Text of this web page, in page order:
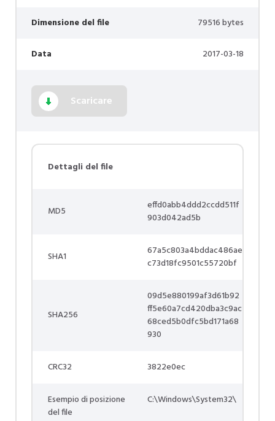
Dimensione del file 79516 bytes
Data 2017-03-18
Scaricare
Dettagli del file
MD5
effd0abb4ddd2ccdd511f
903d042ad5b
SHA1
67a5c803a4bddac486ae
c73d18fc9501c55720bf
SHA256
09d5e880199af3d61b92
ff5e60a7cd420dba3c9ac
68ced5b0dfc5bd171a68
930
CRC32 3822e0ec
Esempio di posizione
del file
C:\Windows\System32\